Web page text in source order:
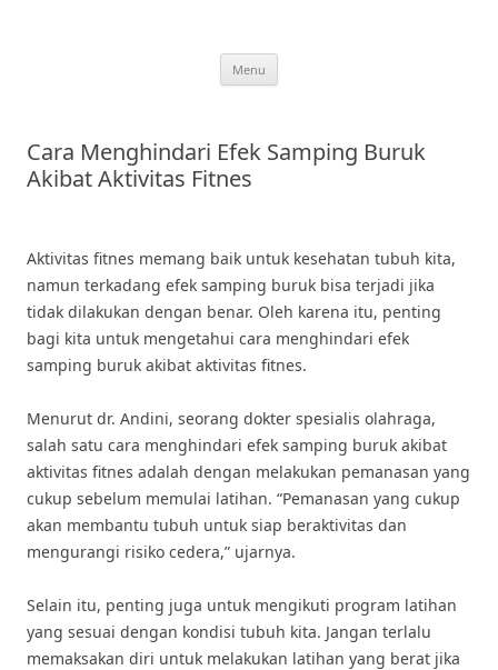
Menu
Cara Menghindari Efek Samping Buruk
Akibat Aktivitas Fitnes
Aktivitas fitnes memang baik untuk kesehatan tubuh kita,
namun terkadang efek samping buruk bisa terjadi jika
tidak dilakukan dengan benar. Oleh karena itu, penting
bagi kita untuk mengetahui cara menghindari efek
samping buruk akibat aktivitas fitnes.
Menurut dr. Andini, seorang dokter spesialis olahraga,
salah satu cara menghindari efek samping buruk akibat
aktivitas fitnes adalah dengan melakukan pemanasan yang
cukup sebelum memulai latihan. “Pemanasan yang cukup
akan membantu tubuh untuk siap beraktivitas dan
mengurangi risiko cedera,” ujarnya.
Selain itu, penting juga untuk mengikuti program latihan
yang sesuai dengan kondisi tubuh kita. Jangan terlalu
memaksakan diri untuk melakukan latihan yang berat jika